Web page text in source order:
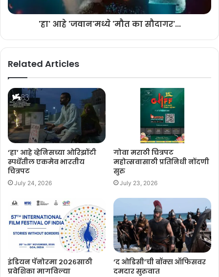
जास्त हिंदी सिनेमांमध्येही कामं केली आहेत. ९७ व्या नाट्य परिषदेचं अध्यक्षपदही
जयंत सावरकर यांनी भुषवलं आहे.
'हा' आहे 'जवान'मध्ये 'मौत का सौदागर'...
Related Articles
‘हा’ आहे ​व्हेनिसच्या ओरिझोंटी
स्पर्धेतील एकमेव भारतीय
चित्रपट
July 24, 2026
गोवा मराठी चित्रपट
महोत्सवासाठी प्रतिनिधी नोंदणी
सुरु
July 23, 2026
इंडियन पॅनोरमा २०२६साठी
प्रवेशिका मागविल्या
‘द ओडिसी’ची बॉक्स ऑफिसवर
दमदार सुरुवात